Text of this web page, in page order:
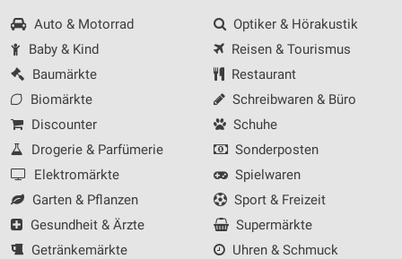
Auto & Motorrad
Baby & Kind
Baumärkte
Biomärkte
Discounter
Drogerie & Parfümerie
Elektromärkte
Garten & Pflanzen
Gesundheit & Ärzte
Getränkemärkte
Optiker & Hörakustik
Reisen & Tourismus
Restaurant
Schreibwaren & Büro
Schuhe
Sonderposten
Spielwaren
Sport & Freizeit
Supermärkte
Uhren & Schmuck